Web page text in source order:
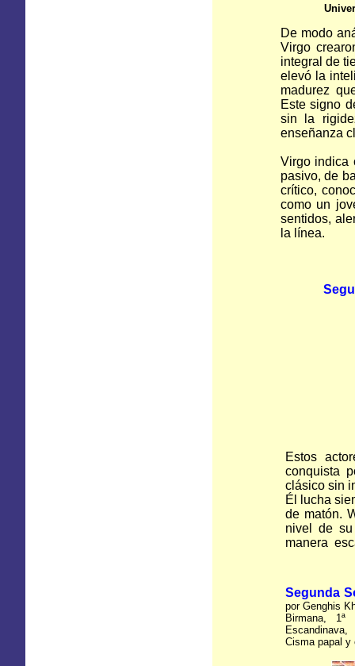
De modo
Virgo
integral de
elevó la
madurez
Este signo
sin la
enseñanza
Virgo indica
pasivo, de
crítico,
como un
sentidos,
la línea.
Estos
conquista
clásico sin
Él lucha
de matón.
nivel de
manera
Segunda
por Genghis
Birmana,
Cisma papal